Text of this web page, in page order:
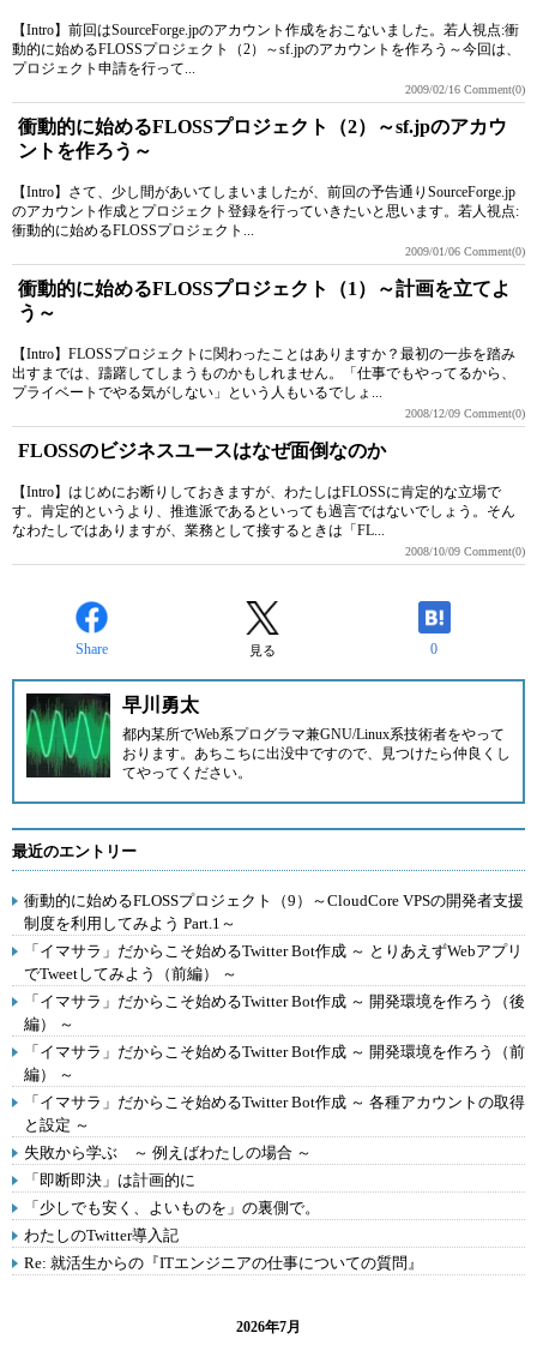
【Intro】前回はSourceForge.jpのアカウント作成をおこないました。若人視点:衝
動的に始めるFLOSSプロジェクト（2）～sf.jpのアカウントを作ろう～今回は、
プロジェクト申請を行って...
2009/02/16 Comment(0)
衝動的に始めるFLOSSプロジェクト（2）～sf.jpのアカウ
ントを作ろう～
【Intro】さて、少し間があいてしまいましたが、前回の予告通りSourceForge.jp
のアカウント作成とプロジェクト登録を行っていきたいと思います。若人視点:
衝動的に始めるFLOSSプロジェクト...
2009/01/06 Comment(0)
衝動的に始めるFLOSSプロジェクト（1）～計画を立てよ
う～
【Intro】FLOSSプロジェクトに関わったことはありますか？最初の一歩を踏み
出すまでは、躊躇してしまうものかもしれません。「仕事でもやってるから、
プライベートでやる気がしない」という人もいるでしょ...
2008/12/09 Comment(0)
FLOSSのビジネスユースはなぜ面倒なのか
【Intro】はじめにお断りしておきますが、わたしはFLOSSに肯定的な立場で
す。肯定的というより、推進派であるといっても過言ではないでしょう。そん
なわたしではありますが、業務として接するときは「FL...
2008/10/09 Comment(0)
Share 見る 0
早川勇太
都内某所でWeb系プログラマ兼GNU/Linux系技術者をやって
おります。あちこちに出没中ですので、見つけたら仲良くし
てやってください。
最近のエントリー
衝動的に始めるFLOSSプロジェクト（9）～CloudCore VPSの開発者支援
制度を利用してみよう Part.1～
「イマサラ」だからこそ始めるTwitter Bot作成 ～ とりあえずWebアプリ
でTweetしてみよう（前編） ～
「イマサラ」だからこそ始めるTwitter Bot作成 ～ 開発環境を作ろう（後
編） ～
「イマサラ」だからこそ始めるTwitter Bot作成 ～ 開発環境を作ろう（前
編） ～
「イマサラ」だからこそ始めるTwitter Bot作成 ～ 各種アカウントの取得
と設定 ～
失敗から学ぶ ～ 例えばわたしの場合 ～
「即断即決」は計画的に
「少しでも安く、よいものを」の裏側で。
わたしのTwitter導入記
Re: 就活生からの『ITエンジニアの仕事についての質問』
2026年7月